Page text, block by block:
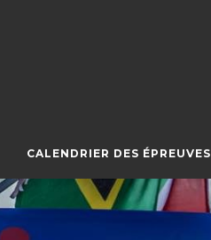
CALENDRIER DES ÉPREUVES